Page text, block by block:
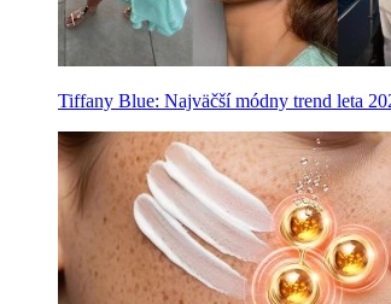
Tiffany Blue: Najväčší módny trend leta